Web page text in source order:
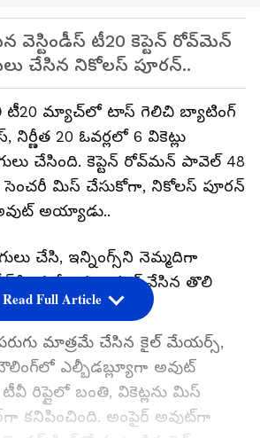
వెస్టిండీస్ టీ20 కెప్టెన్ రోవ్‌మెన్
చేసిన నికోలస్ పూరన్..
మ్యాచ్‌లో టాస్ గెలిచి బ్యాటింగ్
నిర్ణీత 20 ఓవర్లలో 6 వికెట్లు
చేసింది. కెప్టెన్ రోవ్‌మన్ పావెల్ 48
సెంచరీ మిస్ చేసుకోగా, నికోలస్ పూరన్
అయ్యాడు..
చేసి, ఇన్నింగ్స్‌ని నెమ్మదిగా
యజ్వేంద్ర చాహాల్ వేసిన తొలి
తగిలింది.
పరుగు మాత్రమే చేసిన కైల్ మేయర్స్,
ఎల్బీడబ్ల్యూగా అవుట్
రిప్లైలో బంతి, వికెట్లను మిస్
కనిపించింది. అంపైర్ అవుట్‌గా
Read Full Article